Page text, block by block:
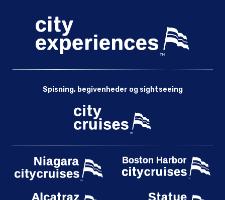
Spisning, begivenheder og sightseeing